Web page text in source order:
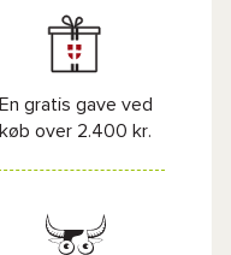
En gratis gave ved
køb over 2.400 kr.